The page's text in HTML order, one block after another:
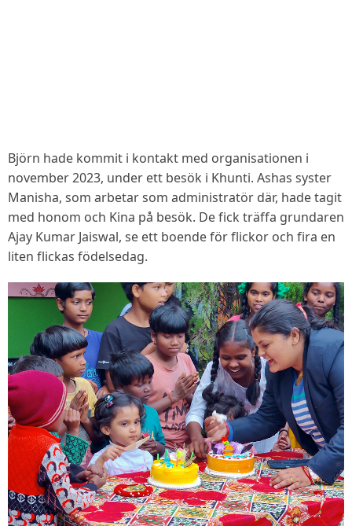
Björn hade kommit i kontakt med organisationen i
november 2023, under ett besök i Khunti. Ashas syster
Manisha, som arbetar som administratör där, hade tagit
med honom och Kina på besök. De fick träffa grundaren
Ajay Kumar Jaiswal, se ett boende för flickor och fira en
liten flickas födelsedag.